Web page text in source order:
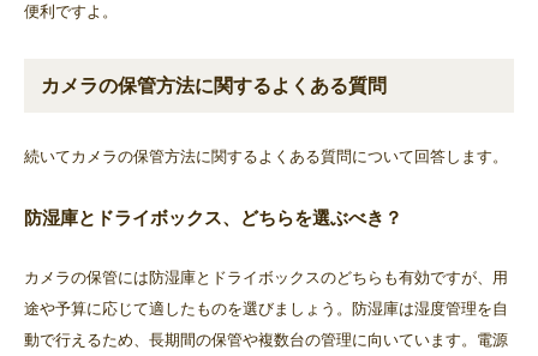
便利ですよ。
カメラの保管方法に関するよくある質問
続いてカメラの保管方法に関するよくある質問について回答します。
防湿庫とドライボックス、どちらを選ぶべき？
カメラの保管には防湿庫とドライボックスのどちらも有効ですが、用
途や予算に応じて適したものを選びましょう。防湿庫は湿度管理を自
動で行えるため、長期間の保管や複数台の管理に向いています。電源